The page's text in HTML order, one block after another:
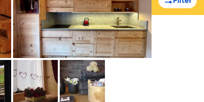
von Booking.com